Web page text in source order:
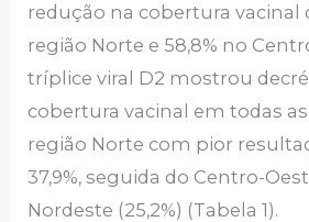
redução na cobertura vacinal
região Norte e 58,8% no
tríplice viral D2 mostrou
cobertura vacinal em todas
região Norte com pior
37,9%, seguida do Centro-
Nordeste (25,2%) (Tabela 1).